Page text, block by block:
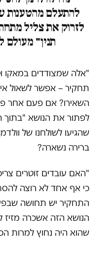
להתעלם מהטענות
לזרוק את צליל
תנין" מעולם
"אלה שמצודדים במאקו
תחקיר – אפשר לשאול
השאירו? אם פעם אחר
לפתור את הנושא
שהגיעו לשולחנו של
ברירה נשארה?
"האם עובדים זוטרים
כי אף אחד לא רוצה
התחקיר יש תחושה
הנושא הזה אשכרה מזיז
שהוא היה נחוץ למרות